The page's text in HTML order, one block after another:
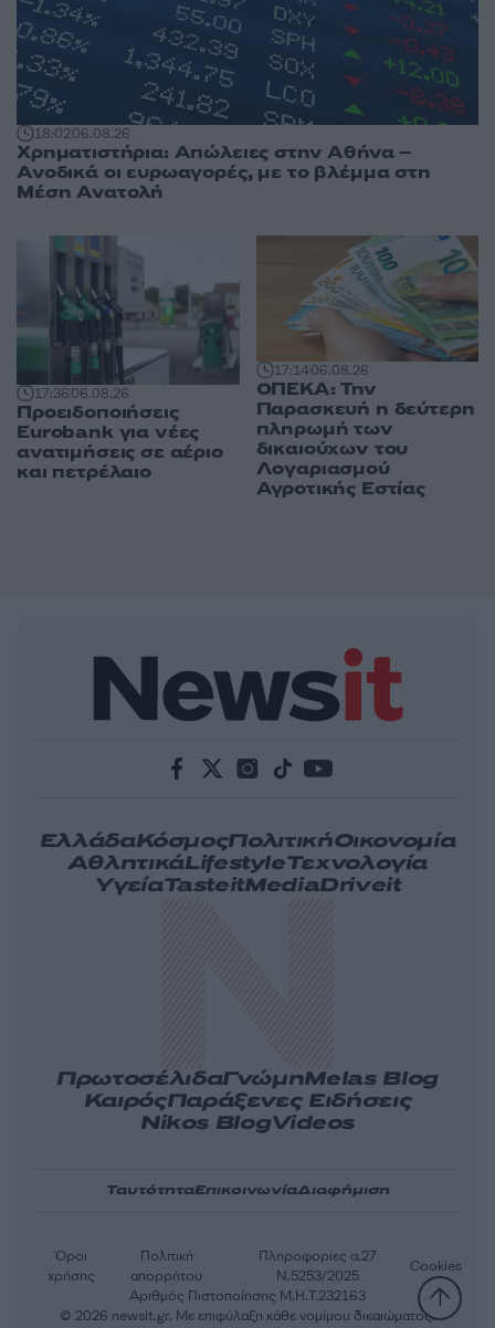
18:0206.08.26
Χρηματιστήρια: Απώλειες στην Αθήνα –
Ανοδικά οι ευρωαγορές, με το βλέμμα στη
Μέση Ανατολή
17:3606.08.26
Προειδοποιήσεις
Eurobank για νέες
ανατιμήσεις σε αέριο
και πετρέλαιο
17:1406.08.26
ΟΠΕΚΑ: Την
Παρασκευή η δεύτερη
πληρωμή των
δικαιούχων του
Λογαριασμού
Αγροτικής Εστίας
ΕλλάδαΚόσμοςΠολιτικήΟικονομία
ΑθλητικάLifestyleΤεχνολογία
ΥγείαTasteitMediaDriveit
ΠρωτοσέλιδαΓνώμηMelas Blog
ΚαιρόςΠαράξενες Ειδήσεις
Nikos BlogVideos
ΤαυτότηταΕπικοινωνίαΔιαφήμιση
Αριθμός Πιστοποίησης Μ.Η.Τ.232163
Όροι
χρήσης
Πολιτική
απορρήτου
Πληροφορίες α.27
Ν.5253/2025
Cookies
© 2026 newsit.gr. Με επιφύλαξη κάθε νομίμου δικαιώματος.